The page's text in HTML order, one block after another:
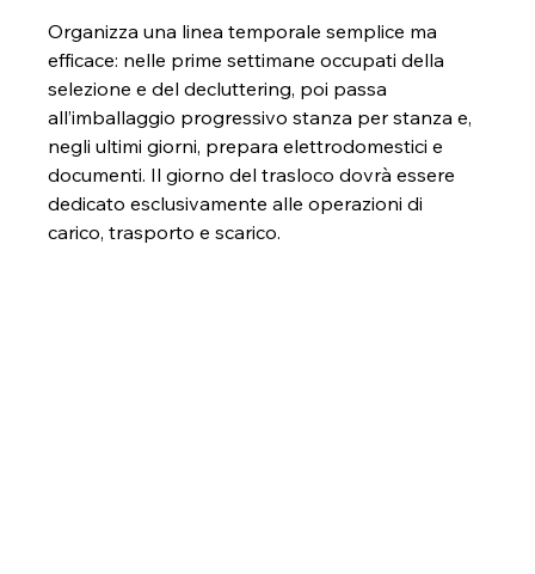
Organizza una linea temporale semplice ma
efficace: nelle prime settimane occupati della
selezione e del decluttering, poi passa
all’imballaggio progressivo stanza per stanza e,
negli ultimi giorni, prepara elettrodomestici e
documenti. Il giorno del trasloco dovrà essere
dedicato esclusivamente alle operazioni di
carico, trasporto e scarico.